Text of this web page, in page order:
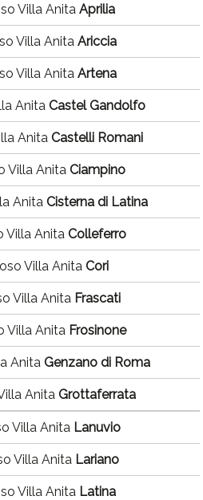
Villa AnitaAprilia
Villa AnitaAriccia
Villa AnitaArtena
AnitaCastel Gandolfo
AnitaCastelli Romani
Villa Anita Ciampino
AnitaCisterna di Latina
Villa AnitaColleferro
Villa AnitaCori
Villa Anita Frascati
Villa Anita Frosinone
AnitaGenzano di Roma
AnitaGrottaferrata
Villa Anita Lanuvio
Villa Anita Lariano
Villa Anita Latina